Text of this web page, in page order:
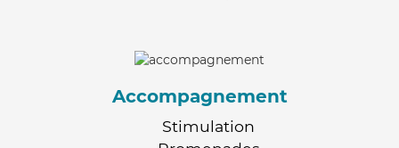
Accompagnement
Stimulation